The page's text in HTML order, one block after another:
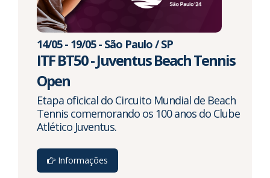
14/05 - 19/05 - São Paulo / SP
ITF BT50 - Juventus Beach Tennis
Open
Etapa oficical do Circuito Mundial de Beach
Tennis comemorando os 100 anos do Clube
Atlético Juventus.
Informações